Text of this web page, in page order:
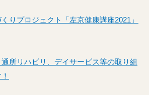
りプロジェクト「左京健康講座2021」
通所リハビリ、デイサービス等の取り組